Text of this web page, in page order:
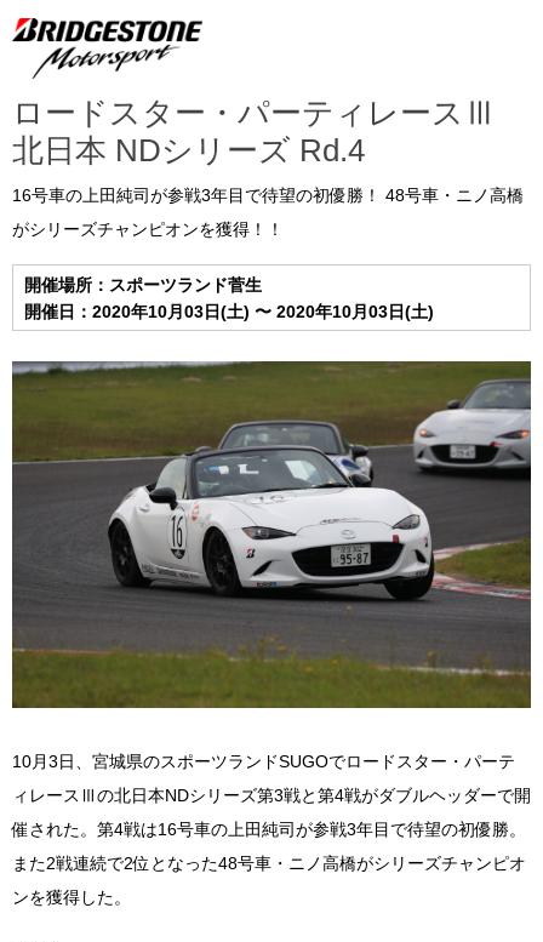
ロードスター・パーティレースⅢ
北日本 NDシリーズ Rd.4
16号車の上田純司が参戦3年目で待望の初優勝！ 48号車・ニノ高橋
がシリーズチャンピオンを獲得！！
開催場所：スポーツランド菅生
開催日：2020年10月03日(土) 〜 2020年10月03日(土)
10月3日、宮城県のスポーツランドSUGOでロードスター・パーテ
ィレースⅢの北日本NDシリーズ第3戦と第4戦がダブルヘッダーで開
催された。第4戦は16号車の上田純司が参戦3年目で待望の初優勝。
また2戦連続で2位となった48号車・ニノ高橋がシリーズチャンピオ
ンを獲得した。